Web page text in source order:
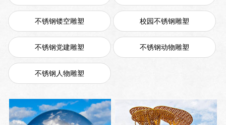
不锈钢镂空雕塑 校园不锈钢雕塑
不锈钢党建雕塑 不锈钢动物雕塑
不锈钢人物雕塑